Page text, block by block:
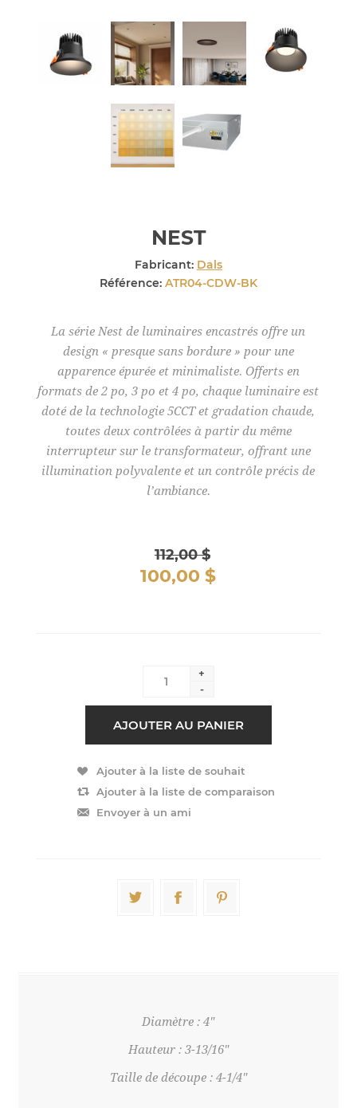
NEST
Fabricant: Dals
Référence: ATR04-CDW-BK
La série Nest de luminaires encastrés offre un
design « presque sans bordure » pour une
apparence épurée et minimaliste. Offerts en
formats de 2 po, 3 po et 4 po, chaque luminaire est
doté de la technologie 5CCT et gradation chaude,
toutes deux contrôlées à partir du même
interrupteur sur le transformateur, offrant une
illumination polyvalente et un contrôle précis de
l’ambiance.
112,00 $
100,00 $
+
-
Diamètre : 4"
Hauteur : 3-13/16"
Taille de découpe : 4-1/4"